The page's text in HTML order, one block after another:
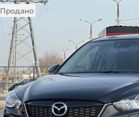
Продано